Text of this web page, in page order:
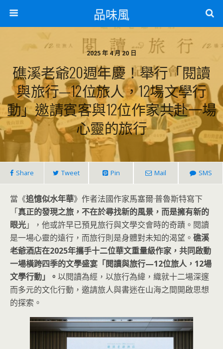
品味風
2025 年 4 月 20 日
礁溪老爺20週年慶！舉行「閱讀
與旅行—12位旅人，12場文學行
動」邀請賓客與12位作家共赴一場
心靈的旅行
Share Tweet Pin Mail SMS
當《追憶似水年華》作者法國作家馬塞爾·普魯斯特寫下
「真正的發現之旅，不在於尋找新的風景，而是擁有新的
眼光」，他或許早已預見旅行與文學交會時的奇蹟。閱讀
是一場心靈的遠行，而旅行則是身體對未知的渴望。 礁溪
老爺酒店在2025年攜手十二位華文重量級作家，共同啟動
一場橫跨四季的文學盛宴「閱讀與旅行—12位旅人，12場
文學行動」。 以閱讀為經，以旅行為緯，織就十二場深邃
而多元的文化行動，邀請旅人與書迷在山海之間開啟思想
的探索。